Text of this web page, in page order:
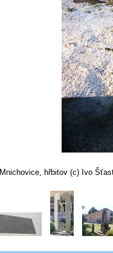
Mnichovice, hřbitov (c) Ivo